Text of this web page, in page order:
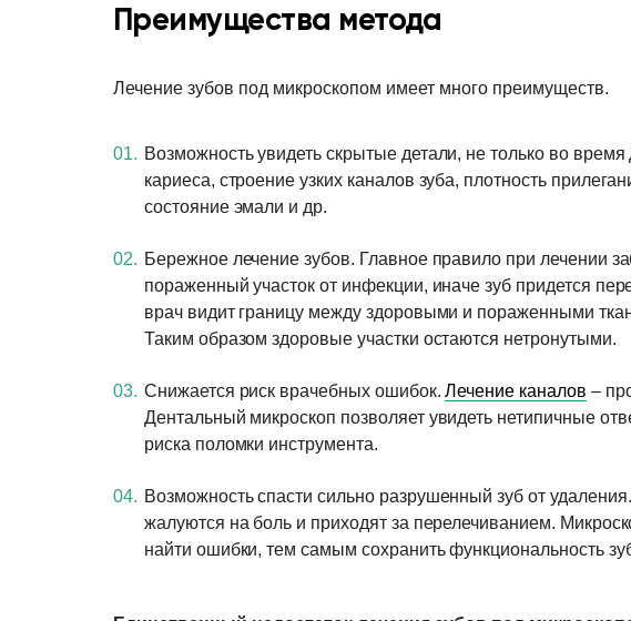
Преимущества метода
Лечение зубов под микроскопом имеет много преимуществ.
Возможность увидеть скрытые детали, не только во
кариеса, строение узких каналов зуба, плотность
состояние эмали и др.
Бережное лечение зубов. Главное правило при лечении
пораженный участок от инфекции, иначе зуб придется
врач видит границу между здоровыми и пораженными
Таким образом здоровые участки остаются нетронутыми.
Снижается риск врачебных ошибок.Лечение каналов –
Дентальный микроскоп позволяет увидеть нетипичные
риска поломки инструмента.
Возможность спасти сильно разрушенный зуб от
жалуются на боль и приходят за перелечиванием.
найти ошибки, тем самым сохранить функциональность